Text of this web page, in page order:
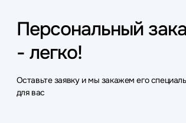
Персональный
- легко!
Оставьте заявку и мы закажем его
для вас